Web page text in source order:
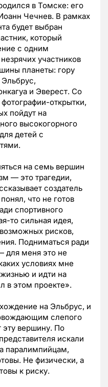
в Томске: его
Чечнев. В рамках
будет выбран
который
с одним
участников
планеты: гору
и Эверест. Со
открытки,
пойдут на
высокогорного
детей с
на семь вершин
— это трагедии,
создатель
что не готов
спортивного
то сильная идея,
рисков,
Подниматься ради
для меня это не
условиях мне
и идти на
в этом проекте».
на Эльбрус, и
слепого
эту вершину. По
искали
паралимпийцам,
Не физически, а
к риску.